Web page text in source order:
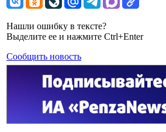
Нашли ошибку в тексте?
Выделите ее и нажмите Ctrl+Enter
Сообщить новость